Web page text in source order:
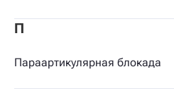
П
Параартикулярная блокада